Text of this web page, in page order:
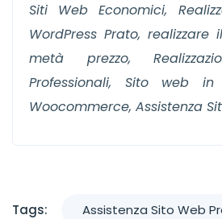
Siti Web Economici,
WordPress Prato,
metà prezzo,
Professionali, Sito web in
Woocommerce, Assistenza
Tags: Assistenza Sito Web